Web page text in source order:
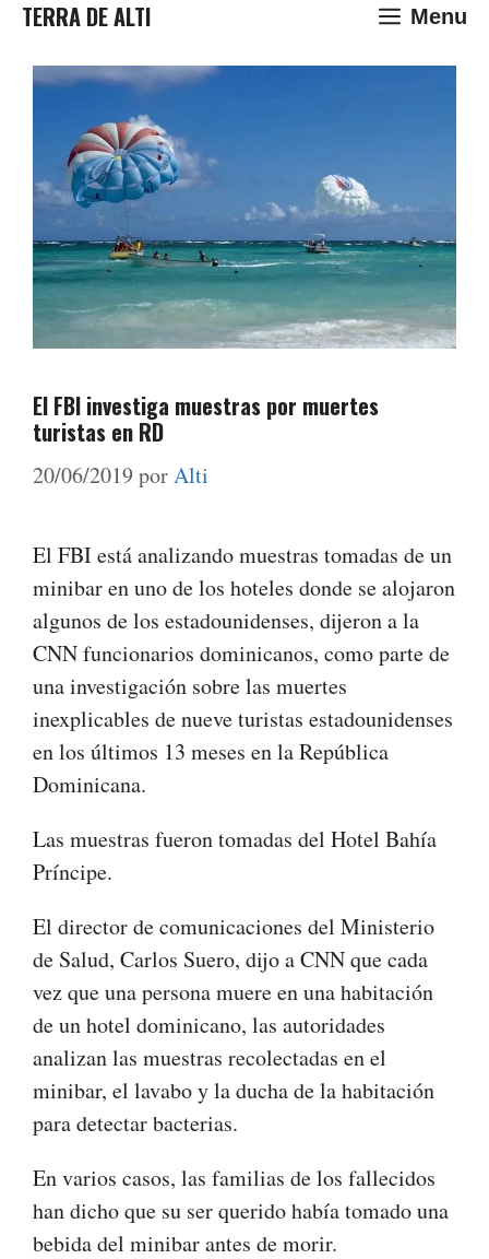
Saltar
contenido
TERRA DE ALTI Menu
El FBI investiga muestras por muertes
turistas en RD
20/06/2019 porAlti
El FBI está analizando muestras tomadas de un
minibar en uno de los hoteles donde se alojaron
algunos de los estadounidenses, dijeron a la
CNN funcionarios dominicanos, como parte de
una investigación sobre las muertes
inexplicables de nueve turistas estadounidenses
en los últimos 13 meses en la República
Dominicana.
Las muestras fueron tomadas del Hotel Bahía
Príncipe.
El director de comunicaciones del Ministerio
de Salud, Carlos Suero, dijo a CNN que cada
vez que una persona muere en una habitación
de un hotel dominicano, las autoridades
analizan las muestras recolectadas en el
minibar, el lavabo y la ducha de la habitación
para detectar bacterias.
En varios casos, las familias de los fallecidos
han dicho que su ser querido había tomado una
bebida del minibar antes de morir.